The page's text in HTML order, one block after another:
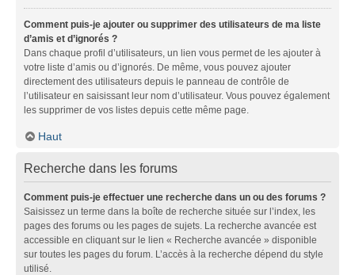
Comment puis-je ajouter ou supprimer des utilisateurs de ma liste
d’amis et d’ignorés ?
Dans chaque profil d’utilisateurs, un lien vous permet de les ajouter à
votre liste d’amis ou d’ignorés. De même, vous pouvez ajouter
directement des utilisateurs depuis le panneau de contrôle de
l’utilisateur en saisissant leur nom d’utilisateur. Vous pouvez également
les supprimer de vos listes depuis cette même page.
Haut
Recherche dans les forums
Comment puis-je effectuer une recherche dans un ou des forums ?
Saisissez un terme dans la boîte de recherche située sur l’index, les
pages des forums ou les pages de sujets. La recherche avancée est
accessible en cliquant sur le lien « Recherche avancée » disponible
sur toutes les pages du forum. L’accès à la recherche dépend du style
utilisé.